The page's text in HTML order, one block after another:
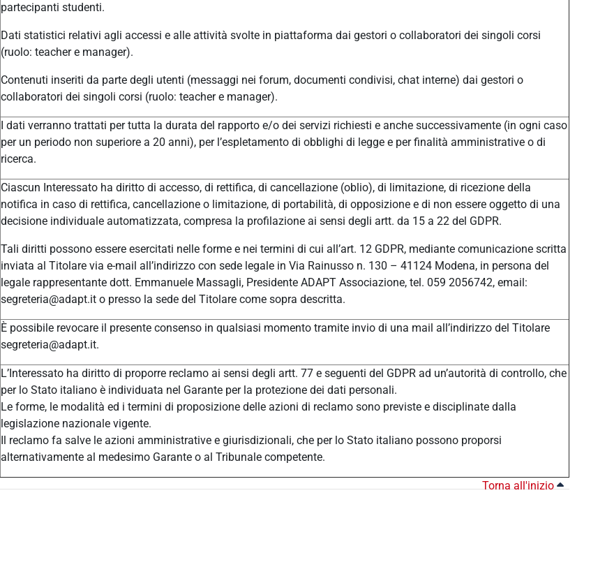
partecipanti studenti.
Dati statistici relativi agli accessi e alle attività svolte in piattaforma dai gestori o collaboratori dei singoli corsi
(ruolo: teacher e manager).
Contenuti inseriti da parte degli utenti (messaggi nei forum, documenti condivisi, chat interne) dai gestori o
collaboratori dei singoli corsi (ruolo: teacher e manager).
I dati verranno trattati per tutta la durata del rapporto e/o dei servizi richiesti e anche successivamente (in ogni caso
per un periodo non superiore a 20 anni), per l’espletamento di obblighi di legge e per finalità amministrative o di
ricerca.
Ciascun Interessato ha diritto di accesso, di rettifica, di cancellazione (oblio), di limitazione, di ricezione della
notifica in caso di rettifica, cancellazione o limitazione, di portabilità, di opposizione e di non essere oggetto di una
decisione individuale automatizzata, compresa la profilazione ai sensi degli artt. da 15 a 22 del GDPR.
Tali diritti possono essere esercitati nelle forme e nei termini di cui all’art. 12 GDPR, mediante comunicazione scritta
inviata al Titolare via e-mail all’indirizzo con sede legale in Via Rainusso n. 130 – 41124 Modena, in persona del
legale rappresentante dott. Emmanuele Massagli, Presidente ADAPT Associazione, tel. 059 2056742, email:
segreteria@adapt.it o presso la sede del Titolare come sopra descritta.
È possibile revocare il presente consenso in qualsiasi momento tramite invio di una mail all’indirizzo del Titolare
segreteria@adapt.it.
L’Interessato ha diritto di proporre reclamo ai sensi degli artt. 77 e seguenti del GDPR ad un’autorità di controllo, che
per lo Stato italiano è individuata nel Garante per la protezione dei dati personali.
Le forme, le modalità ed i termini di proposizione delle azioni di reclamo sono previste e disciplinate dalla
legislazione nazionale vigente.
Il reclamo fa salve le azioni amministrative e giurisdizionali, che per lo Stato italiano possono proporsi
alternativamente al medesimo Garante o al Tribunale competente.
Torna all'inizio